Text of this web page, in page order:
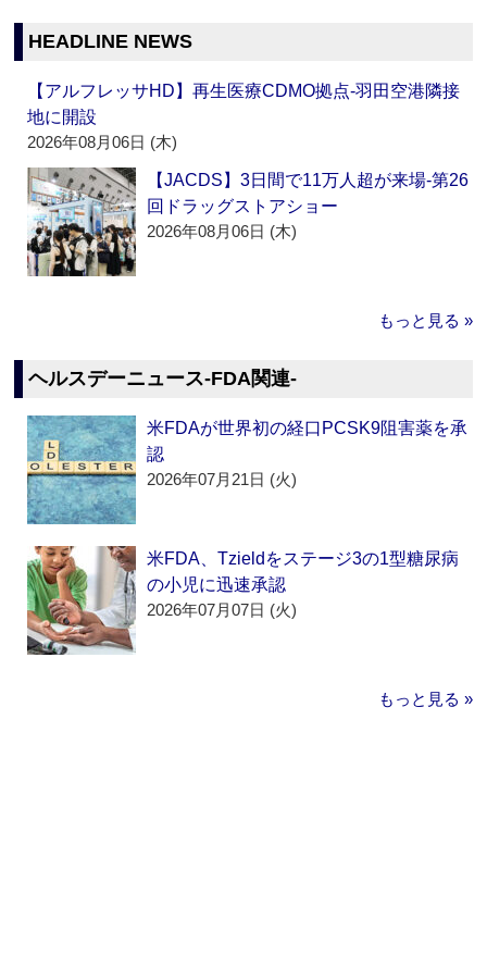
HEADLINE NEWS
【アルフレッサHD】再生医療CDMO拠点‐羽田空港隣接
地に開設
2026年08月06日 (木)
【JACDS】3日間で11万人超が来場‐第26
回ドラッグストアショー
2026年08月06日 (木)
もっと見る »
ヘルスデーニュース‐FDA関連‐
米FDAが世界初の経口PCSK9阻害薬を承
認
2026年07月21日 (火)
米FDA、Tzieldをステージ3の1型糖尿病
の小児に迅速承認
2026年07月07日 (火)
もっと見る »